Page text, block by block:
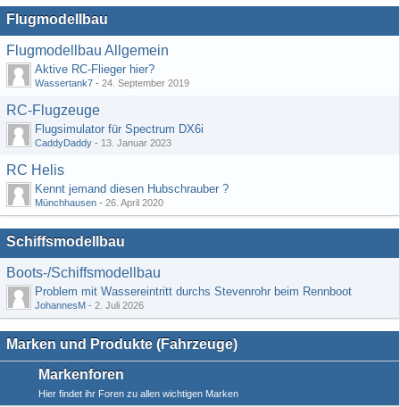
Flugmodellbau
Flugmodellbau Allgemein
Aktive RC-Flieger hier?
Wassertank7 - 24. September 2019
RC-Flugzeuge
Flugsimulator für Spectrum DX6i
CaddyDaddy - 13. Januar 2023
RC Helis
Kennt jemand diesen Hubschrauber ?
Münchhausen - 26. April 2020
Schiffsmodellbau
Boots-/Schiffsmodellbau
Problem mit Wassereintritt durchs Stevenrohr beim Rennboot
JohannesM - 2. Juli 2026
Marken und Produkte (Fahrzeuge)
Markenforen
Hier findet ihr Foren zu allen wichtigen Marken